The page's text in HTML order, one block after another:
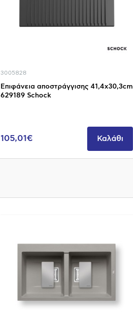
3005828
Επιφάνεια αποστράγγισης 41,4x30,3cm
629189 Schock
105,01€ Καλάθι